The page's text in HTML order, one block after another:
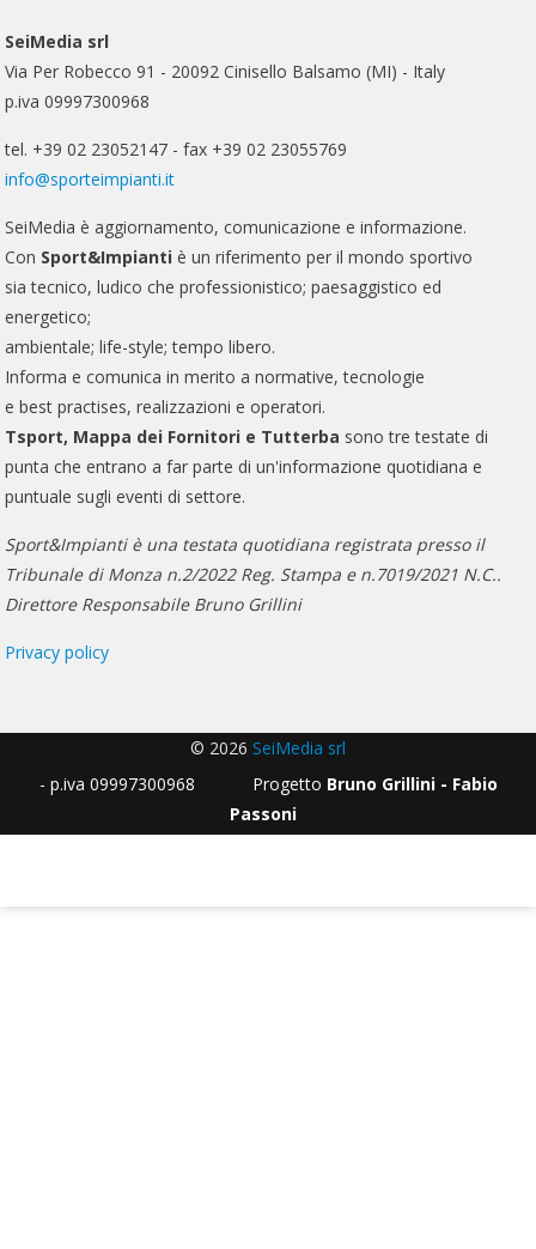
SeiMedia srl
Via Per Robecco 91 - 20092 Cinisello Balsamo (MI) - Italy
p.iva 09997300968
tel. +39 02 23052147 - fax +39 02 23055769
info@sporteimpianti.it
SeiMedia è aggiornamento, comunicazione e informazione.
Con Sport&Impianti è un riferimento per il mondo sportivo
sia tecnico, ludico che professionistico; paesaggistico ed
energetico;
ambientale; life-style; tempo libero.
Informa e comunica in merito a normative, tecnologie
e best practises, realizzazioni e operatori.
Tsport, Mappa dei Fornitori e Tutterba sono tre testate di
punta che entrano a far parte di un'informazione quotidiana e
puntuale sugli eventi di settore.
Sport&Impianti è una testata quotidiana registrata presso il
Tribunale di Monza n.2/2022 Reg. Stampa e n.7019/2021 N.C..
Direttore Responsabile Bruno Grillini
Privacy policy
© 2026 SeiMedia srl
- p.iva 09997300968 Progetto Bruno Grillini - Fabio
Passoni